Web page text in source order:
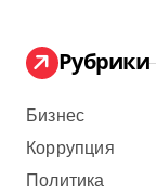
Рубрики
Бизнес
Коррупция
Политика